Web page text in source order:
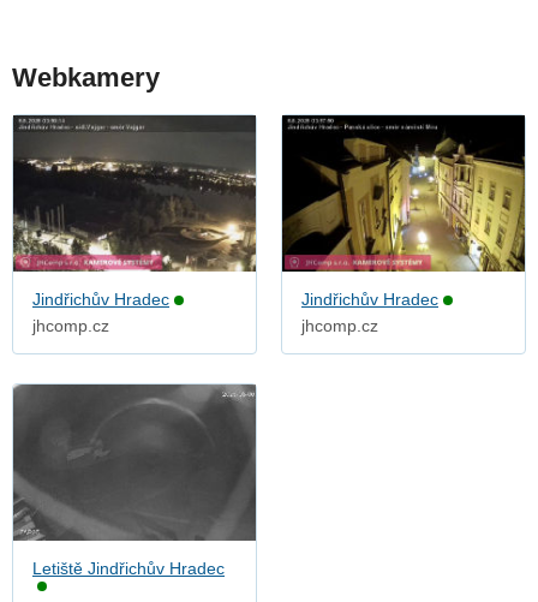
Webkamery
Jindřichův Hradec
jhcomp.cz
Jindřichův Hradec
jhcomp.cz
Letiště Jindřichův Hradec